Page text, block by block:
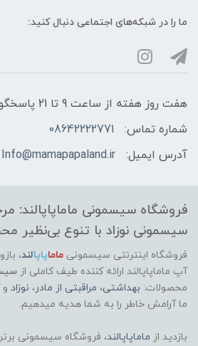
ما را در شبکه‌های اجتماعی دنبال کنید:
هفت روز هفته از ساعت 9 تا 21 پاسخگوی شما هستیم
شماره تماس:
08642222771
آدرس ایمیل:
Info@mamapapaland.ir
فروشگاه سیسمونی ماماپاپالند:
سیسمونی نوزاد با تنوع بی‌نظیر
فروشگاه اینترنتی سیسمونی ماماپاپالند،
آپ ماماپاپالند ارائه کننده طیف کاملی از
محصولات: بهداشتی، مراقبتی از مادر، نوزاد و
ما آرامش خاطر را به شما هدیه میدهیم.
بازدید از ماماپاپالند، فروشگاه سیسمونی برتر